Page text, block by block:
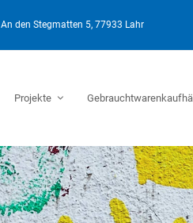
An den Stegmatten 5, 77933 Lahr
Projekte